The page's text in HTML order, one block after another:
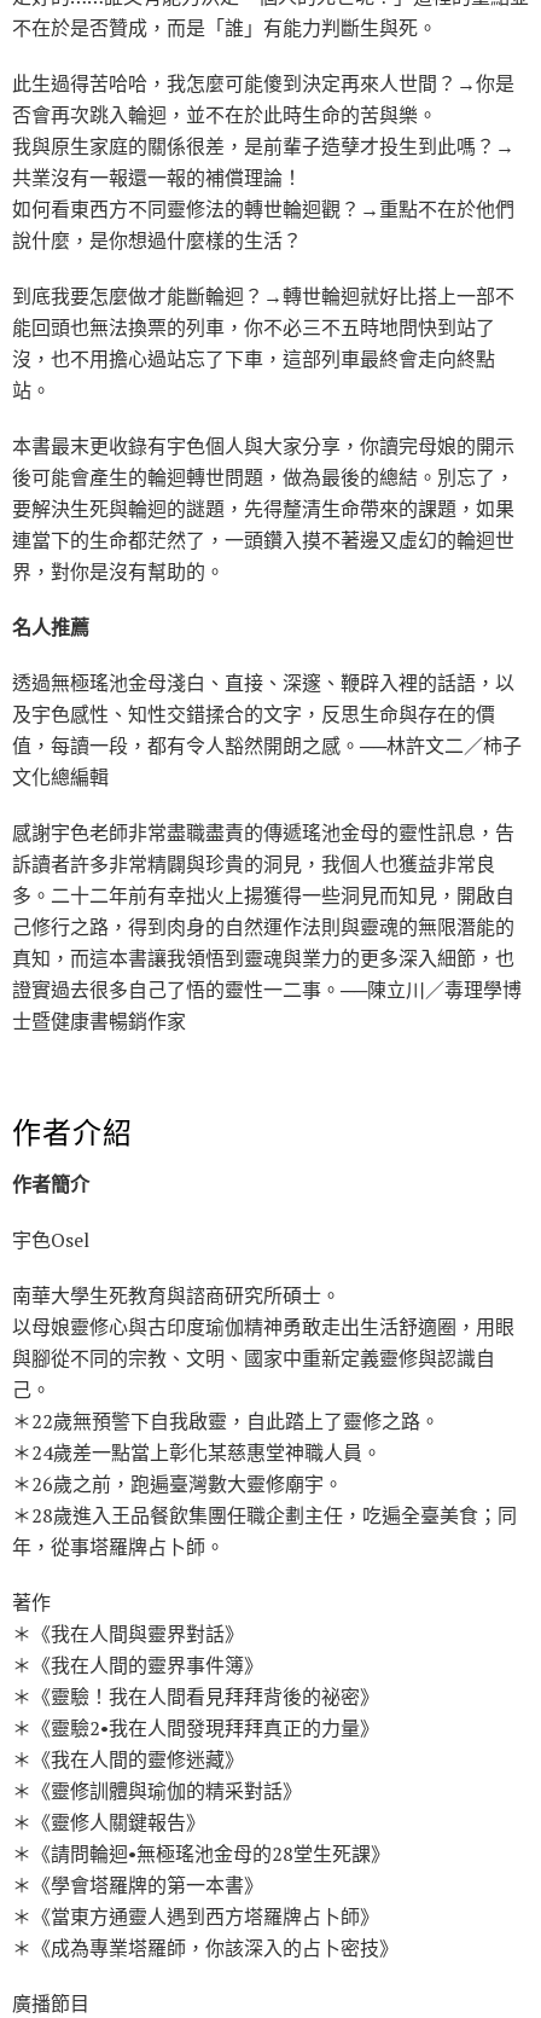
不在於是否贊成，而是「誰」有能力判斷生與死。
此生過得苦哈哈，我怎麼可能傻到決定再來人世間？→你是
否會再次跳入輪迴，並不在於此時生命的苦與樂。
我與原生家庭的關係很差，是前輩子造孽才投生到此嗎？→
共業沒有一報還一報的補償理論！
如何看東西方不同靈修法的轉世輪迴觀？→重點不在於他們
說什麼，是你想過什麼樣的生活？
到底我要怎麼做才能斷輪迴？→轉世輪迴就好比搭上一部不
能回頭也無法換票的列車，你不必三不五時地問快到站了
沒，也不用擔心過站忘了下車，這部列車最終會走向終點
站。
本書最末更收錄有宇色個人與大家分享，你讀完母娘的開示
後可能會產生的輪迴轉世問題，做為最後的總結。別忘了，
要解決生死與輪迴的謎題，先得釐清生命帶來的課題，如果
連當下的生命都茫然了，一頭鑽入摸不著邊又虛幻的輪迴世
界，對你是沒有幫助的。
名人推薦
透過無極瑤池金母淺白、直接、深邃、鞭辟入裡的話語，以
及宇色感性、知性交錯揉合的文字，反思生命與存在的價
值，每讀一段，都有令人豁然開朗之感。──林許文二／柿子
文化總編輯
感謝宇色老師非常盡職盡責的傳遞瑤池金母的靈性訊息，告
訴讀者許多非常精闢與珍貴的洞見，我個人也獲益非常良
多。二十二年前有幸拙火上揚獲得一些洞見而知見，開啟自
己修行之路，得到肉身的自然運作法則與靈魂的無限潛能的
真知，而這本書讓我領悟到靈魂與業力的更多深入細節，也
證實過去很多自己了悟的靈性一二事。──陳立川／毒理學博
士暨健康書暢銷作家
作者介紹
作者簡介
宇色Osel
南華大學生死教育與諮商研究所碩士。
以母娘靈修心與古印度瑜伽精神勇敢走出生活舒適圈，用眼
與腳從不同的宗教、文明、國家中重新定義靈修與認識自
己。
＊22歲無預警下自我啟靈，自此踏上了靈修之路。
＊24歲差一點當上彰化某慈惠堂神職人員。
＊26歲之前，跑遍臺灣數大靈修廟宇。
＊28歲進入王品餐飲集團任職企劃主任，吃遍全臺美食；同
年，從事塔羅牌占卜師。
著作
＊《我在人間與靈界對話》
＊《我在人間的靈界事件簿》
＊《靈驗！我在人間看見拜拜背後的祕密》
＊《靈驗2•我在人間發現拜拜真正的力量》
＊《我在人間的靈修迷藏》
＊《靈修訓體與瑜伽的精采對話》
＊《靈修人關鍵報告》
＊《請問輪迴•無極瑤池金母的28堂生死課》
＊《學會塔羅牌的第一本書》
＊《當東方通靈人遇到西方塔羅牌占卜師》
＊《成為專業塔羅師，你該深入的占卜密技》
廣播節目